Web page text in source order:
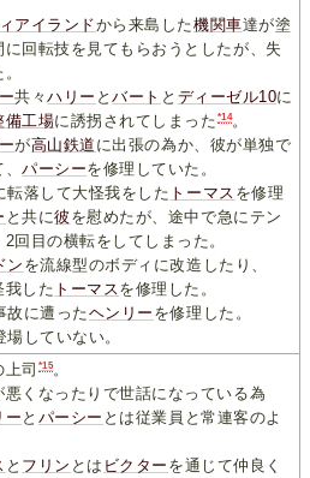
アイランドから来島した機関車達が塗
回転技を見てもらおうとしたが、失
共々ハリー とバート と ディーゼル10に
備工場に誘拐されてしまった*14。
が高山鉄道 に出張の為か、彼が単独で
、パーシーを修理していた。
転落して大怪我をした トーマス を修理
と共に彼 を慰めたが、途中で急にテン
回目の横転をしてしまった。
ン を流線型のボディに改造したり、
我した トーマス を修理した。
故に遭ったヘンリー を修理した。
していない。
上司 *15。
悪くなったりで世話になっている為
ー と パーシー とは従業員と常連客のよ
と フリン とは ビクター を通じて仲良く